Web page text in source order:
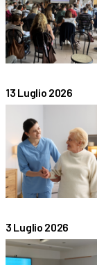
13 Luglio 2026
3 Luglio 2026